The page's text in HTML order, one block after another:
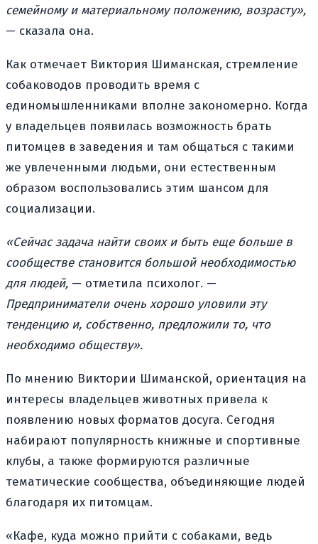
семейному и материальному положению, возрасту»,
— сказала она.
Как отмечает Виктория Шиманская, стремление
собаководов проводить время с
единомышленниками вполне закономерно. Когда
у владельцев появилась возможность брать
питомцев в заведения и там общаться с такими
же увлеченными людьми, они естественным
образом воспользовались этим шансом для
социализации.
«Сейчас задача найти своих и быть еще больше в
сообществе становится большой необходимостью
для людей, — отметила психолог. —
Предприниматели очень хорошо уловили эту
тенденцию и, собственно, предложили то, что
необходимо обществу».
По мнению Виктории Шиманской, ориентация на
интересы владельцев животных привела к
появлению новых форматов досуга. Сегодня
набирают популярность книжные и спортивные
клубы, а также формируются различные
тематические сообщества, объединяющие людей
благодаря их питомцам.
«Кафе, куда можно прийти с собаками, ведь